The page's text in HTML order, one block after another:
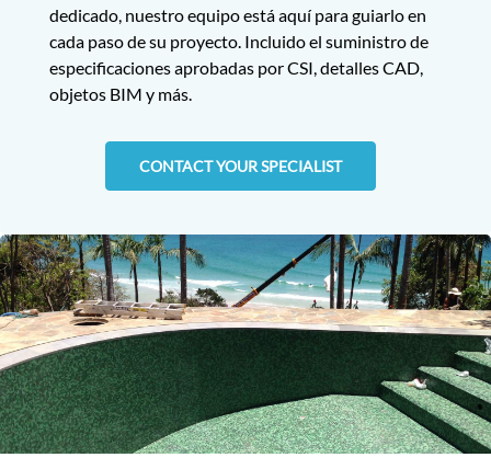
dedicado, nuestro equipo está aquí para guiarlo en
cada paso de su proyecto. Incluido el suministro de
especificaciones aprobadas por CSI, detalles CAD,
objetos BIM y más.
CONTACT YOUR SPECIALIST